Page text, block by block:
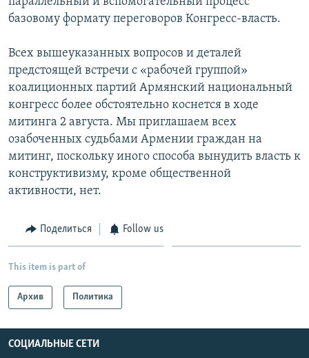
базовому формату переговоров Конгресс-власть.
Всех вышеуказанных вопросов и деталей
предстоящей встречи с «рабочей группой»
коалиционных партий Армянский национальный
конгресс более обстоятельно коснется в ходе
митинга 2 августа. Мы приглашаем всех
озабоченных судьбами Армении граждан на
митинг, поскольку иного способа вынудить власть к
конструктивизму, кроме общественной
активности, нет.
Поделиться Follow us
This item is part of
Архив Политика
СОЦИАЛЬНЫЕ СЕТИ